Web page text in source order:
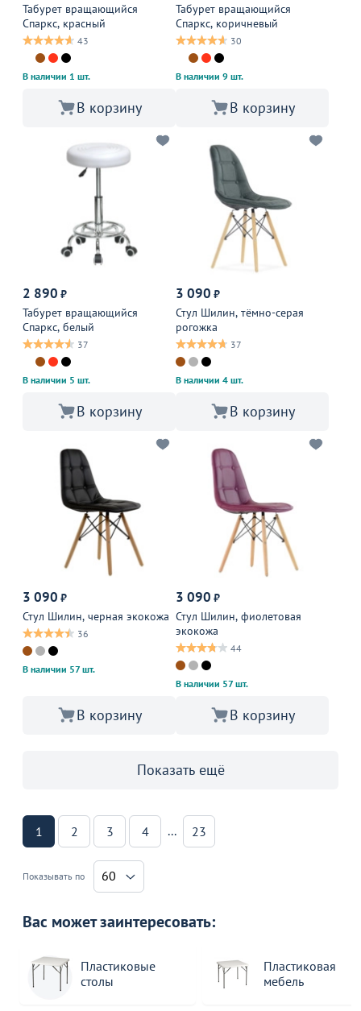
Табурет вращающийся
Спаркс, красный
43
В наличии 1 шт.
В корзину
Табурет вращающийся
Спаркс, коричневый
30
В наличии 9 шт.
В корзину
2 890 ₽
Табурет вращающийся
Спаркс, белый
37
В наличии 5 шт.
В корзину
3 090 ₽
Стул Шилин, тёмно-серая
рогожка
37
В наличии 4 шт.
В корзину
3 090 ₽
Стул Шилин, черная экокожа
36
В наличии 57 шт.
В корзину
3 090 ₽
Стул Шилин, фиолетовая
экокожа
44
В наличии 57 шт.
В корзину
Показать ещё
1 2 3 4 ... 23
Показывать по 60
Вас может заинтересовать:
Пластиковые
столы
Пластиковая
мебель